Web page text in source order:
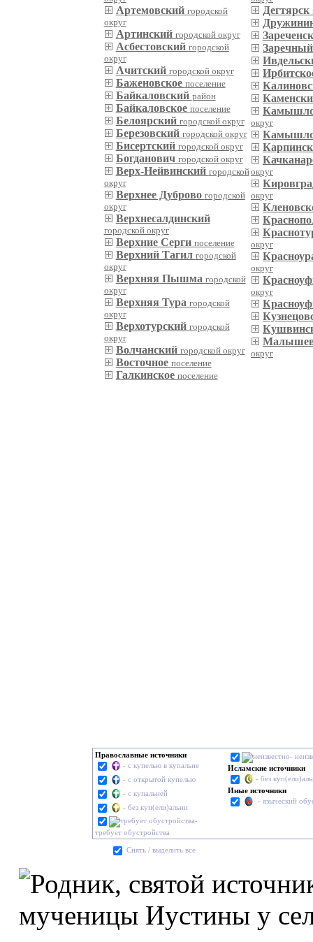
Артемовский городской
округ
Артинский городской округ
Асбестовский городской
округ
Ачитский городской округ
Баженовское поселение
Байкаловский район
Байкаловское поселение
Белоярский городской округ
Березовский городской округ
Бисертский городской округ
Богданович городской округ
Верх-Нейвинский городской
округ
Верхнее Дуброво городской
округ
Верхнесалдинский
городской округ
Верхние Серги поселение
Верхний Тагил городской
округ
Верхняя Пышма городской
округ
Верхняя Тура городской
округ
Верхотурский городской
округ
Волчанский городской округ
Восточное поселение
Галкинское поселение
Дегтярск
округ
округ
округ
округ
округ
округ
округ
Православные источники
- с купелью в купальне
- с открытой купелью
- с купальней
- без куп(ели)альни
-
требует обустройства
-
Исламские источники
- без
Иные источники
- языческий
Cнять / выделить все